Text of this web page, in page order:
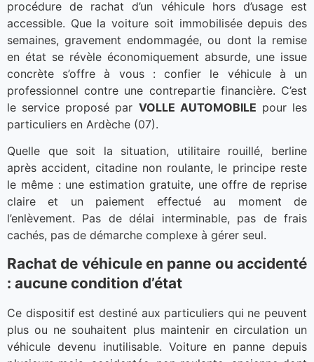
procédure de rachat d’un véhicule hors d’usage est
accessible. Que la voiture soit immobilisée depuis des
semaines, gravement endommagée, ou dont la remise
en état se révèle économiquement absurde, une issue
concrète s’offre à vous : confier le véhicule à un
professionnel contre une contrepartie financière. C’est
le service proposé par VOLLE AUTOMOBILE pour les
particuliers en Ardèche (07).
Quelle que soit la situation, utilitaire rouillé, berline
après accident, citadine non roulante, le principe reste
le même : une estimation gratuite, une offre de reprise
claire et un paiement effectué au moment de
l’enlèvement. Pas de délai interminable, pas de frais
cachés, pas de démarche complexe à gérer seul.
Rachat de véhicule en panne ou accidenté
: aucune condition d’état
Ce dispositif est destiné aux particuliers qui ne peuvent
plus ou ne souhaitent plus maintenir en circulation un
véhicule devenu inutilisable. Voiture en panne depuis